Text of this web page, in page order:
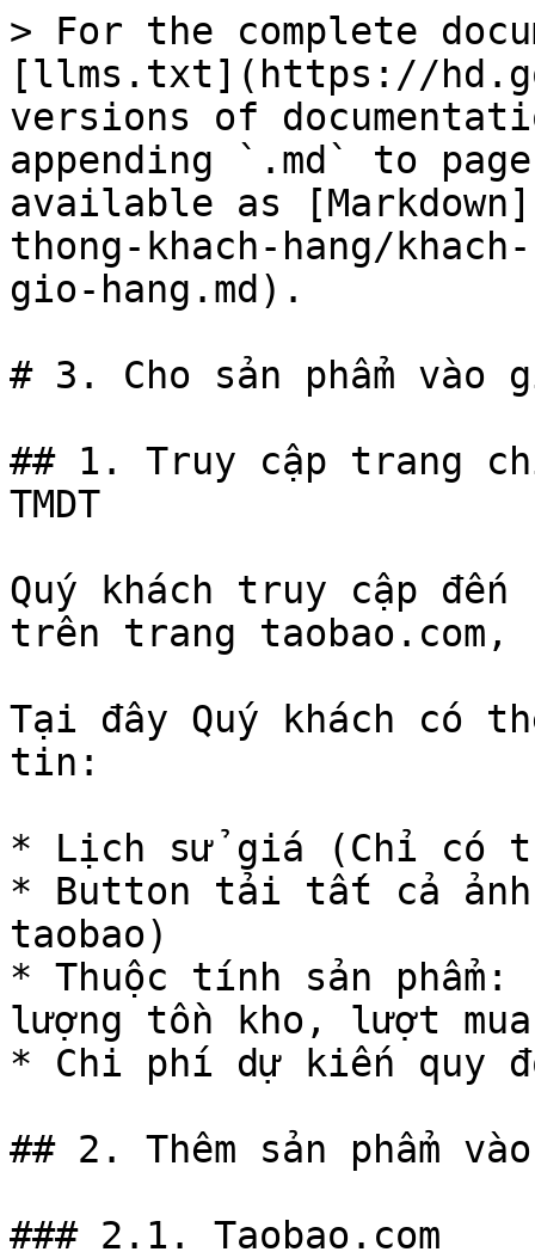
> For the complete
[llms.txt](https://
versions of
appending `.md` to
available as
thong-khach-hang/
gio-hang.md).
# 3. Cho sản phẩm vào
## 1. Truy cập trang
TMDT
Quý khách truy cập
trên trang taobao.com,
Tại đây Quý khách có
tin:
* Lịch sử giá (Chỉ có
* Button tải tất cả ảnh
taobao)
* Thuộc tính sản
lượng tồn kho, lượt
* Chi phí dự kiến quy
## 2. Thêm sản phẩm
### 2.1. Taobao.com